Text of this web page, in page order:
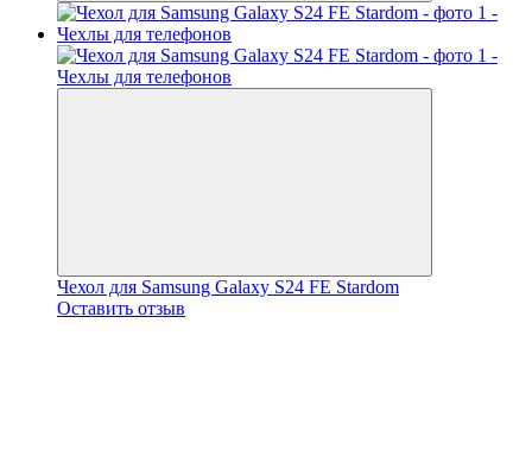
Чехол для Samsung Galaxy S24 FE Stardom
Оставить отзыв